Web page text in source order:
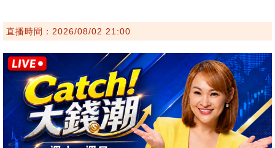
直播時間：2026/08/02 21:00